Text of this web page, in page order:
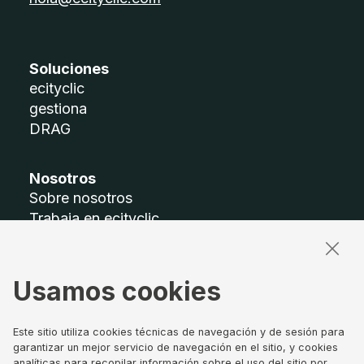
Soluciones
ecityclic
gestiona
DRAG
Nosotros
Sobre nosotros
Trabaja en ecityclic
Aviso legal
Política de privacidad
Usamos cookies
Este sitio utiliza cookies técnicas de navegación y de sesión para
garantizar un mejor servicio de navegación en el sitio, y cookies